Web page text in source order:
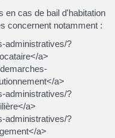
en cas de bail d'habitation
concernent notamment :
administratives/?
a>
a>
administratives/?
a>
administratives/?
a>